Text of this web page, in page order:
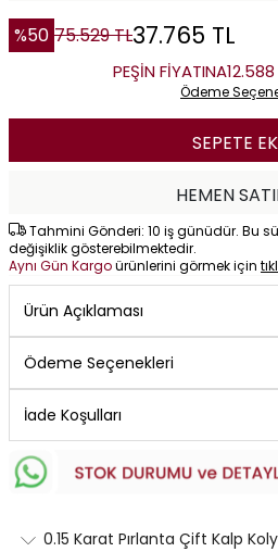
%50 75.529TL37.765 TL
PEŞİN FİYATINA
Ödeme
SEPETE
HEMEN
Tahmini Gönderi: 10 iş günüdür. Bu
değişiklik gösterebilmektedir.
Aynı Gün Kargoürünlerini görmek için
Ürün Açıklaması
Ödeme Seçenekleri
İade Koşulları
0.15 Karat Pırlanta Çift Kalp